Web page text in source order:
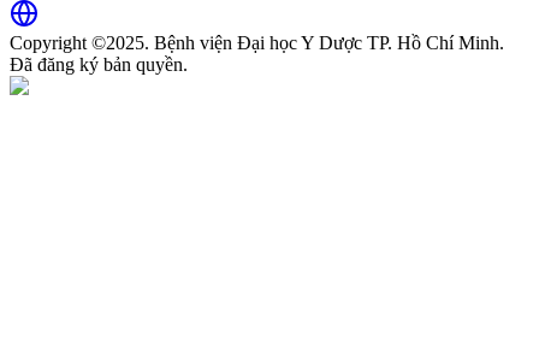
Copyright ©2025. Bệnh viện Đại học Y Dược TP. Hồ Chí Minh.
Đã đăng ký bản quyền.